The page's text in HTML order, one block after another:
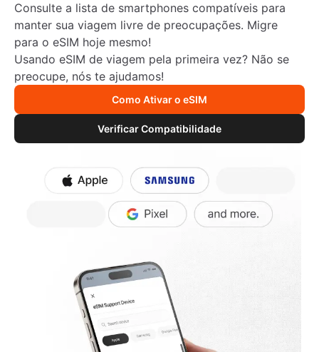
Consulte a lista de smartphones compatíveis para
manter sua viagem livre de preocupações. Migre
para o eSIM hoje mesmo!
Usando eSIM de viagem pela primeira vez? Não se
preocupe, nós te ajudamos!
Como Ativar o eSIM
Verificar Compatibilidade